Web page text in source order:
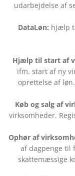
udarbejdelse af
DataLøn: hjælp
Hjælp til start af
ifm. start af ny
oprettelse af
Køb og salg af
virksomheder.
Ophør af
af dagpenge til
skattemæssige